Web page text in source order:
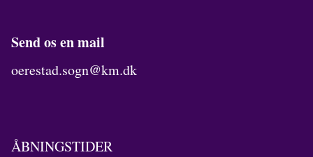
Send os en mail
oerestad.sogn@km.dk
ÅBNINGSTIDER